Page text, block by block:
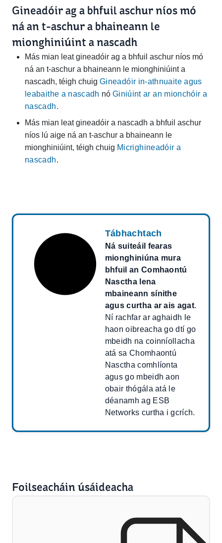
Gineadóir ag a bhfuil aschur níos mó
ná an t-aschur a bhaineann le
mionghiniúint a nascadh
Más mian leat gineadóir ag a bhfuil aschur níos mó
ná an t-aschur a bhaineann le mionghiniúint a
nascadh, téigh chuig Gineadóir in-athnuaite agus
leabaithe a nascadh nó Giniúint ar an mionchóir a
nascadh.
Más mian leat gineadóir a nascadh a bhfuil aschur
níos lú aige ná an t-aschur a bhaineann le
mionghiniúint, téigh chuig Micrighineadóir a
nascadh.
Tábhachtach
Ná suiteáil fearas
mionghiniúna mura
bhfuil an Comhaontú
Nasctha lena
mbaineann sínithe
agus curtha ar ais agat.
Ní rachfar ar aghaidh le
haon oibreacha go dtí go
mbeidh na coinníollacha
atá sa Chomhaontú
Nasctha comhlíonta
agus go mbeidh aon
obair thógála atá le
déanamh ag ESB
Networks curtha i gcrích.
Foilseacháin úsáideacha